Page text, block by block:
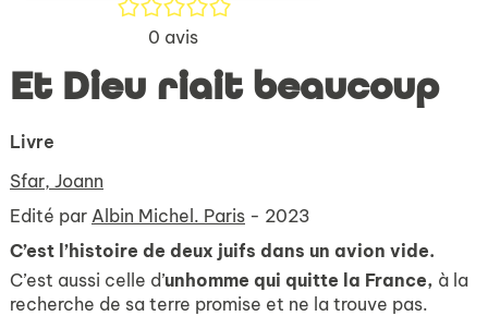
0 avis
Et Dieu riait beaucoup
Livre
Sfar, Joann
Edité par Albin Michel. Paris - 2023
C’est l’histoire de deux juifs dans un avion vide.
C’est aussi celle d’unhomme qui quitte la France, à la
recherche de sa terre promise et ne la trouve pas.